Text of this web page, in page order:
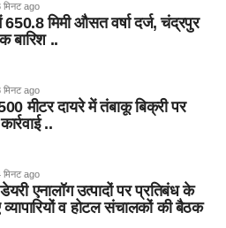
मिनट ago
मिमी औसत वर्षा दर्ज, चंद्रपुर
बारिश ..
मिनट ago
मीटर दायरे में तंबाकू बिक्री पर
..
मिनट ago
एनालॉग उत्पादों पर प्रतिबंध के
व होटल संचालकों की बैठक